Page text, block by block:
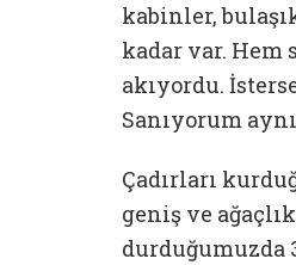
kabinler,
kadar var. Hem
akıyordu.
Sanıyorum
Çadırları
geniş ve
durduğumuzda